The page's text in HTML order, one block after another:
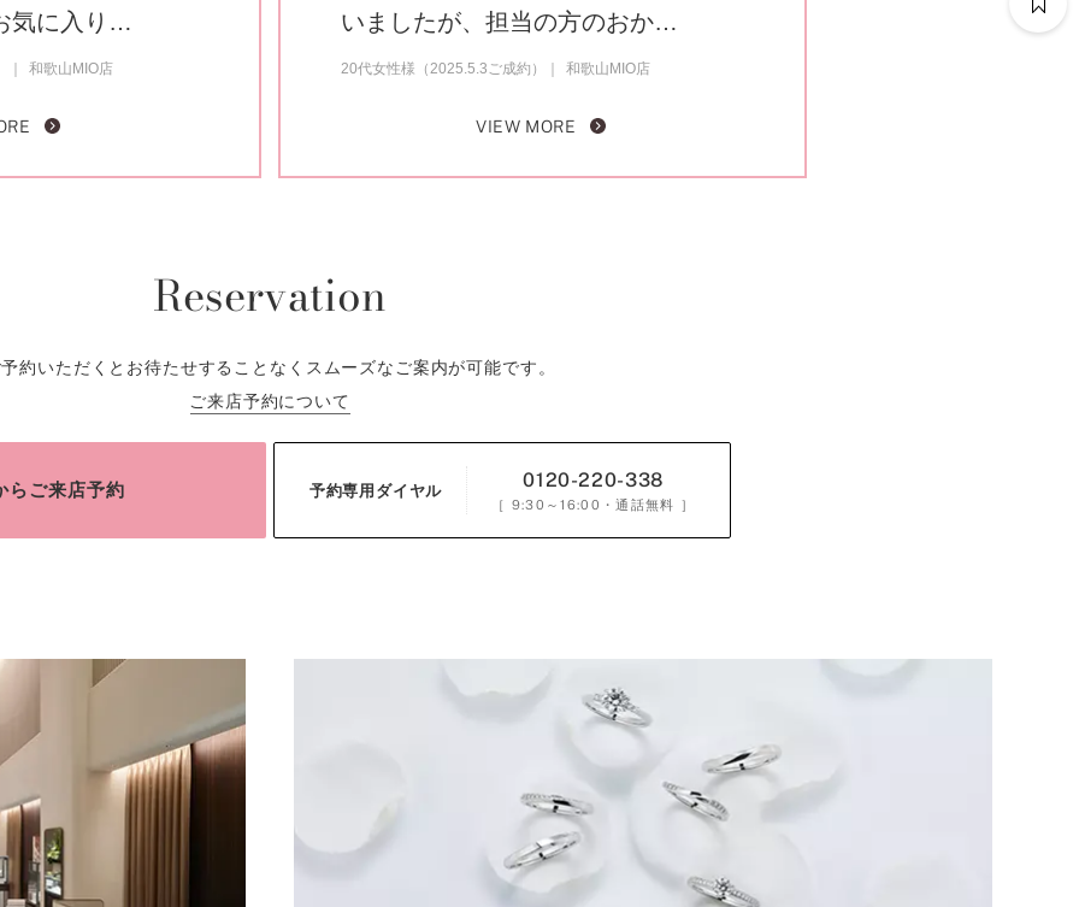
気に入り…
和歌山MIO店
いましたが、担当の方のおか…
20代女性様（2025.5.3ご成約） 和歌山MIO店
VIEW MORE
Reservation
約いただくとお待たせすることなくスムーズなご案内が可能です。
ご来店予約について
らご来店予約 予約専用ダイヤル 0120-220-338
［ 9:30～16:00 ・通話無料 ］